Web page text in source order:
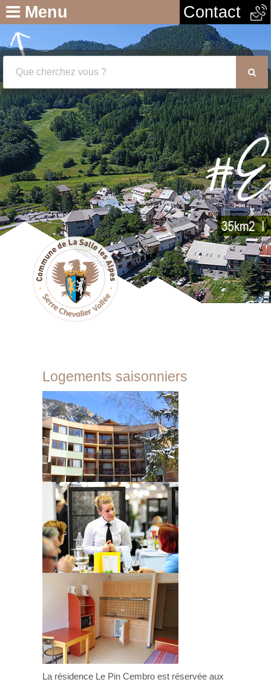
Contact
Menu
Logements saisonniers
La résidence Le Pin Cembro est réservée aux